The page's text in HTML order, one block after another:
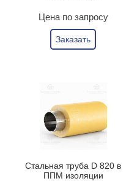
Цена по запросу
Заказать
Стальная труба D 820 в
ППМ изоляции